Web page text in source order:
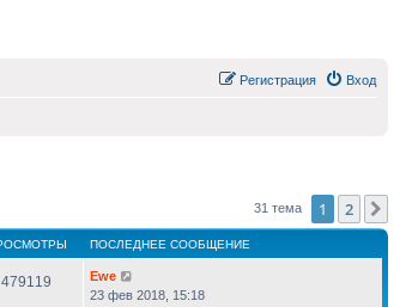
Вход
Регистрация
31 тема 1 2
ПОСЛЕДНЕЕ СООБЩЕНИЕ
479119
Ewe
23 фев 2018, 15:18